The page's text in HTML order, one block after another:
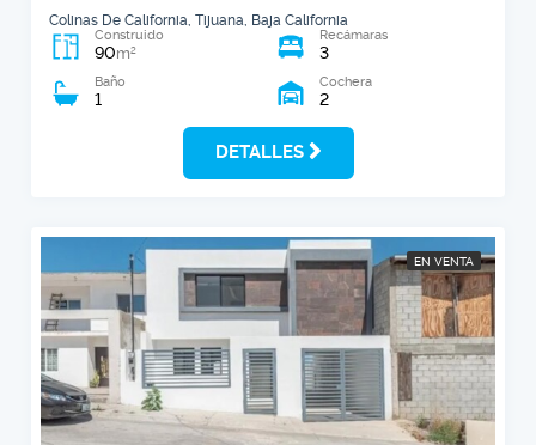
Colinas De California, Tijuana, Baja California
Construido
90m2
Recámaras
3
Baño
1
Cochera
2
DETALLES
EN VENTA